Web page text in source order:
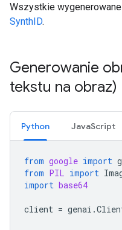
Wszystkie
SynthID.
Generowanie
tekstu na obraz)
Python JavaScript
from google import
from PIL import
import base64
client = genai .